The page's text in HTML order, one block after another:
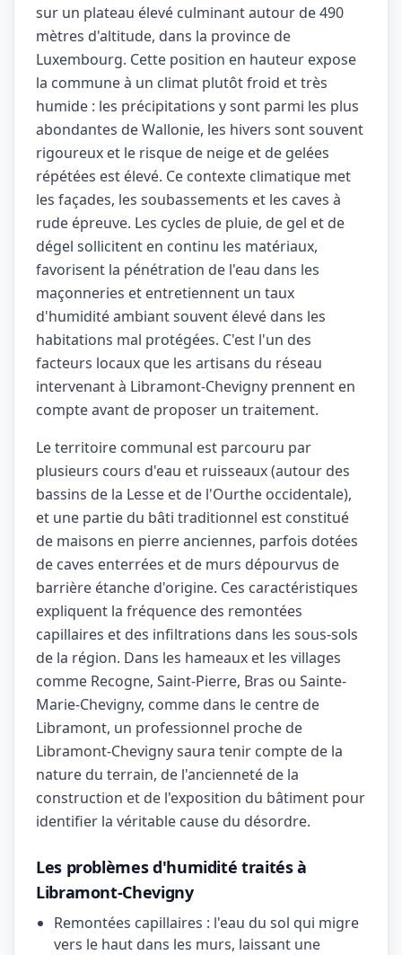
sur un plateau élevé culminant autour de 490
mètres d'altitude, dans la province de
Luxembourg. Cette position en hauteur expose
la commune à un climat plutôt froid et très
humide : les précipitations y sont parmi les plus
abondantes de Wallonie, les hivers sont souvent
rigoureux et le risque de neige et de gelées
répétées est élevé. Ce contexte climatique met
les façades, les soubassements et les caves à
rude épreuve. Les cycles de pluie, de gel et de
dégel sollicitent en continu les matériaux,
favorisent la pénétration de l'eau dans les
maçonneries et entretiennent un taux
d'humidité ambiant souvent élevé dans les
habitations mal protégées. C'est l'un des
facteurs locaux que les artisans du réseau
intervenant à Libramont-Chevigny prennent en
compte avant de proposer un traitement.
Le territoire communal est parcouru par
plusieurs cours d'eau et ruisseaux (autour des
bassins de la Lesse et de l'Ourthe occidentale),
et une partie du bâti traditionnel est constitué
de maisons en pierre anciennes, parfois dotées
de caves enterrées et de murs dépourvus de
barrière étanche d'origine. Ces caractéristiques
expliquent la fréquence des remontées
capillaires et des infiltrations dans les sous-sols
de la région. Dans les hameaux et les villages
comme Recogne, Saint-Pierre, Bras ou Sainte-
Marie-Chevigny, comme dans le centre de
Libramont, un professionnel proche de
Libramont-Chevigny saura tenir compte de la
nature du terrain, de l'ancienneté de la
construction et de l'exposition du bâtiment pour
identifier la véritable cause du désordre.
Les problèmes d'humidité traités à
Libramont-Chevigny
Remontées capillaires : l'eau du sol qui migre
vers le haut dans les murs, laissant une